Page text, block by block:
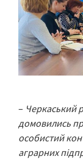
– Черкаський
домовились
особистий
аграрних